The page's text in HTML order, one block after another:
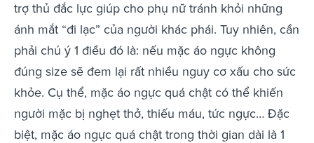
trợ thủ đắc lực giúp cho phụ nữ tránh khỏi những
ánh mắt “đi lạc” của người khác phái. Tuy nhiên, cần
phải chú ý 1 điều đó là: nếu mặc áo ngực không
đúng size sẽ đem lại rất nhiều nguy cơ xấu cho sức
khỏe. Cụ thể, mặc áo ngực quá chật có thể khiến
người mặc bị nghẹt thở, thiếu máu, tức ngực… Đặc
biệt, mặc áo ngực quá chật trong thời gian dài là 1